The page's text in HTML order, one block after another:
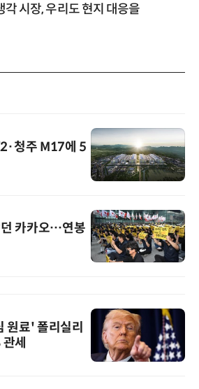
각 시장, 우리도 현지 대응을
청주 M17에 5
던 카카오…연봉
원료' 폴리실리
세